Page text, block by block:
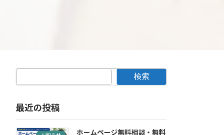
検索
最近の投稿
ホームページ無料相談・無料